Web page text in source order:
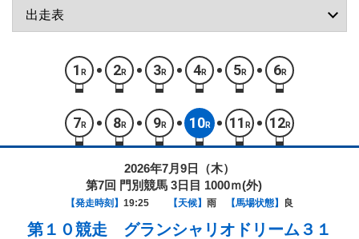
1 R 2R 3R 4R 5R 6R
7 R 8R 9R 10R 11 R 12R
2026年7月9日（木）
第7回 門別競馬 3日目 1000ｍ(外)
【発走時刻】 19:25 【天候】 雨 【馬場状態】 良
第１０競走 グランシャリオドリーム３１